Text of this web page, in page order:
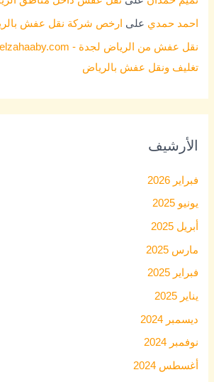
احمد حمدي على ارخص شركة نقل عفش بالرياض-
نقل عفش من الرياض لجدة - eslsahelzahaaby.com
تغليف ونقل عفش بالرياض
الأرشيف
فبراير 2026
يونيو 2025
أبريل 2025
مارس 2025
فبراير 2025
يناير 2025
ديسمبر 2024
نوفمبر 2024
أغسطس 2024